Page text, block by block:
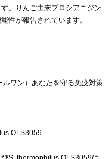
。りんご由来プロシアニジン
性が報告されています。
ルワン）あなたを守る免疫対策
OLS3059